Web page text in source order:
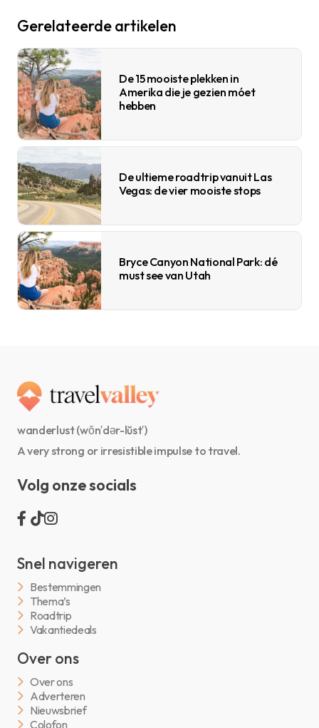
Gerelateerde artikelen
De 15 mooiste plekken in
Amerika die je gezien móet
hebben
De ultieme roadtrip vanuit Las
Vegas: de vier mooiste stops
Bryce Canyon National Park: dé
must see van Utah
wanderlust (wŏn′dər-lŭst′)
A very strong or irresistible impulse to travel.
Volg onze socials
Snel navigeren
Bestemmingen
Thema’s
Roadtrip
Vakantiedeals
Over ons
Over ons
Adverteren
Nieuwsbrief
Colofon